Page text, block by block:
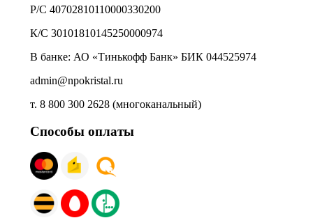
Р/С 40702810110000330200
К/С 30101810145250000974
В банке: АО «Тинькофф Банк» БИК 044525974
admin@npokristal.ru
т. 8 800 300 2628 (многоканальный)
Способы оплаты